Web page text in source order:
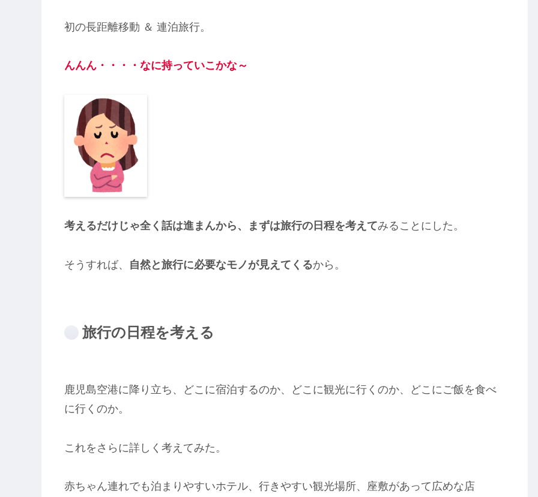
初の長距離移動 ＆ 連泊旅行。
んんん・・・・なに持っていこかな～
考えるだけじゃ全く話は進まんから、まずは旅行の日程を考えてみることにした。
そうすれば、 自然と旅行に必要なモノが見えてくるから。
旅行の日程を考える
鹿児島空港に降り立ち、どこに宿泊するのか、どこに観光に行くのか、どこにご飯を食べ
に行くのか。
これをさらに詳しく考えてみた。
赤ちゃん連れでも泊まりやすいホテル、行きやすい観光場所、座敷があって広めな店